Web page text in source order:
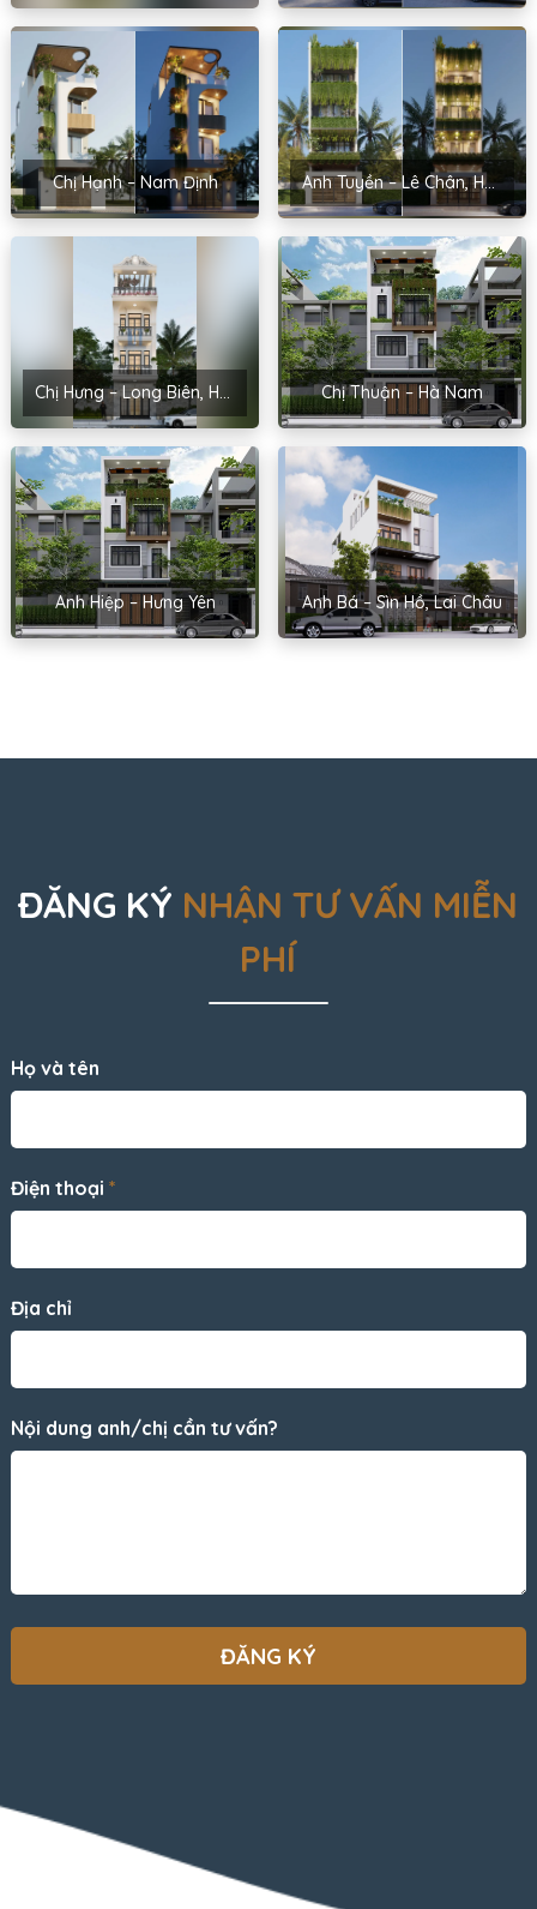
Chị Hạnh – Nam Định Anh Tuyền – Lê Chân, Hải Phòng
Chị Hưng – Long Biên, Hà Nội Chị Thuận – Hà Nam
Anh Hiệp – Hưng Yên Anh Bá – Sìn Hồ, Lai Châu
ĐĂNG KÝ NHẬN TƯ VẤN MIỄN
PHÍ
Họ và tên
Điện thoại *
Địa chỉ
Nội dung anh/chị cần tư vấn?